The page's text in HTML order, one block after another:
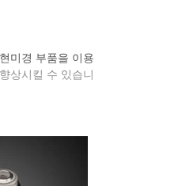
미경 부품을 이용
상시킬 수 있습니